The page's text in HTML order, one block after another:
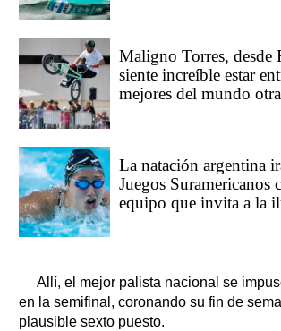
Maligno Torres, desde
siente increíble estar
mejores del mundo
La natación argentina
Juegos Suramericanos
equipo que invita a la
Allí, el mejor palista nacional se
en la semifinal, coronando su fin de
plausible sexto puesto.